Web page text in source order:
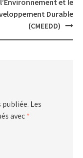
l’Environnement et le
Durable
(CMEEDD)
publiée. Les
avec *